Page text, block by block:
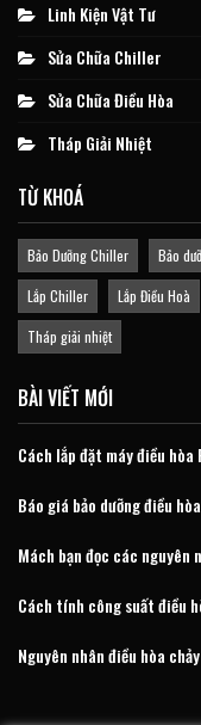
Linh Kiện Vật Tư
Sửa Chữa Chiller
Sửa Chữa Điều Hòa
Tháp Giải Nhiệt
TỪ KHOÁ
Bảo Dưỡng Chiller Bảo
Lắp Chiller
Lắp Điều Hoà
Tháp giải nhiệt
BÀI VIẾT MỚI
Cách lắp đặt máy điều
Báo giá bảo dưỡng điều
Mách bạn đọc các
Cách tính công suất điều
Nguyên nhân điều hòa